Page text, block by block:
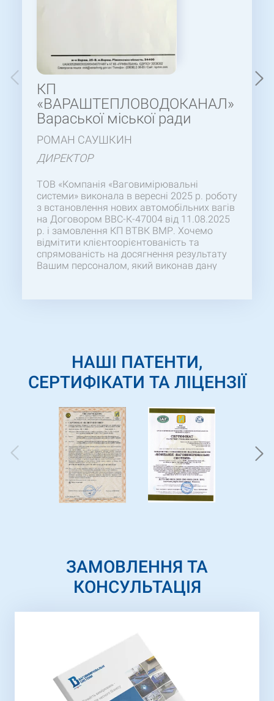
КП
«ВАРАШТЕПЛОВОДОКАНАЛ»
Варaської міської ради
РОМАН САУШКИН
ДИРЕКТОР
ТОВ «Компанія «Ваговимірювальні
системи» виконала в вересні 2025 р. роботу
з встановлення нових автомобільних вагів
на Договором ВВС-К-47004 від 11.08.2025
р. і замовлення КП ВТВК ВМР. Хочемо
відмітити клієнтоорієнтованість та
спрямованість на досягнення результату
Вашим персоналом, який виконав дану
взаємовигідної співпраці у майбутніх
НАШІ ПАТЕНТИ,
СЕРТИФІКАТИ ТА ЛІЦЕНЗІЇ
ЗАМОВЛЕННЯ ТА
КОНСУЛЬТАЦІЯ